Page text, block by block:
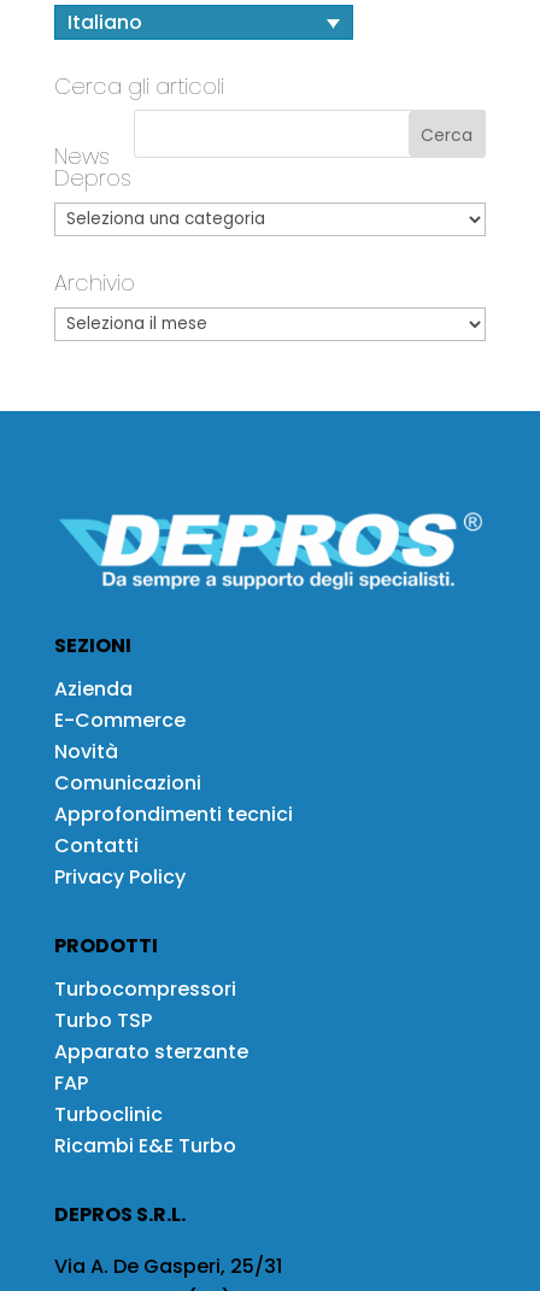
Italiano
Cerca gli articoli
News
Depros
Archivio
SEZIONI
Azienda
E-Commerce
Novità
Comunicazioni
Approfondimenti tecnici
Contatti
Privacy Policy
PRODOTTI
Turbocompressori
Turbo TSP
Apparato sterzante
FAP
Turboclinic
Ricambi E&E Turbo
DEPROS S.R.L.
Via A. De Gasperi, 25/31